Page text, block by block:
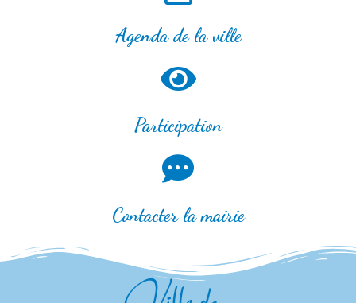
Agenda de la ville
Participation
Contacter la mairie